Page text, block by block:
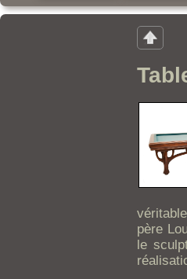
père
le